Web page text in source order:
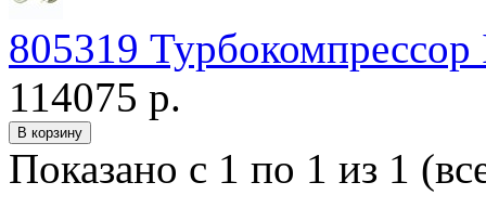
805319
114075 р.
Показано с 1 по 1 из 1